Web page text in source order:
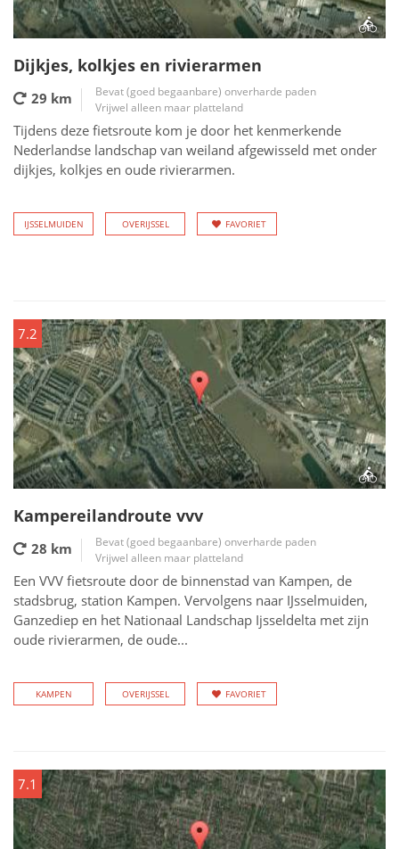
Dijkjes, kolkjes en rivierarmen
29 km
Bevat (goed begaanbare) onverharde paden
Vrijwel alleen maar platteland
Tijdens deze fietsroute kom je door het kenmerkende
Nederlandse landschap van weiland afgewisseld met onder
dijkjes, kolkjes en oude rivierarmen.
IJSSELMUIDEN OVERIJSSEL FAVORIET
7.2
Kampereilandroute vvv
28 km
Bevat (goed begaanbare) onverharde paden
Vrijwel alleen maar platteland
Een VVV fietsroute door de binnenstad van Kampen, de
stadsbrug, station Kampen. Vervolgens naar IJsselmuiden,
Ganzediep en het Nationaal Landschap Ijsseldelta met zijn
oude rivierarmen, de oude...
KAMPEN OVERIJSSEL FAVORIET
7.1